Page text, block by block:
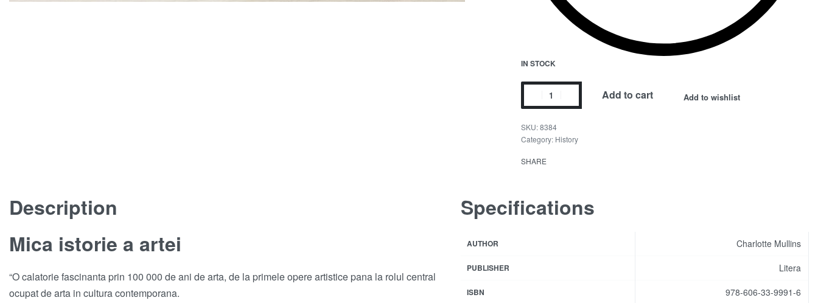
IN STOCK
Add to cart Add to wishlist
8384
Category: History
SHARE
Description
Mica istorie a artei
“O calatorie fascinanta prin 100 000 de ani de arta, de la primele opere artistice pana la rolul central
ocupat de arta in cultura contemporana.
Specifications
AUTHOR Charlotte Mullins
PUBLISHER Litera
ISBN 978-606-33-9991-6